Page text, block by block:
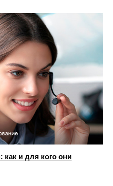
как и для кого они